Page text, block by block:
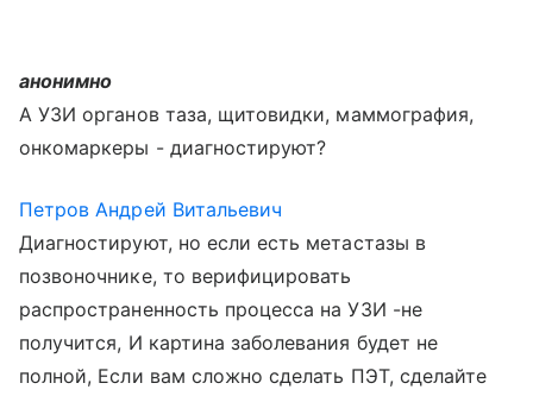
анонимно
А УЗИ органов таза, щитовидки, маммография,
онкомаркеры - диагностируют?
Петров Андрей Витальевич
Диагностируют, но если есть метастазы в
позвоночнике, то верифицировать
распространенность процесса на УЗИ -не
получится, И картина заболевания будет не
полной, Если вам сложно сделать ПЭТ, сделайте